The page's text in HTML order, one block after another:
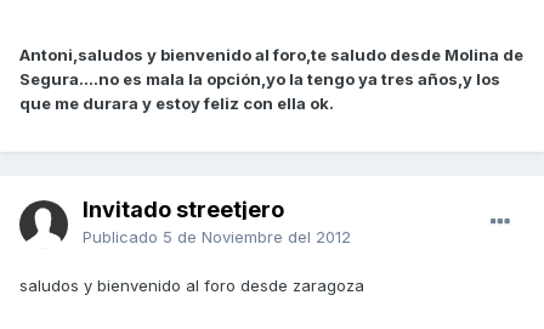
Antoni,saludos y bienvenido al foro,te saludo desde Molina de
Segura....no es mala la opción,yo la tengo ya tres años,y los
que me durara y estoy feliz con ella ok.
Invitado streetjero
Publicado 5 de Noviembre del 2012
saludos y bienvenido al foro desde zaragoza